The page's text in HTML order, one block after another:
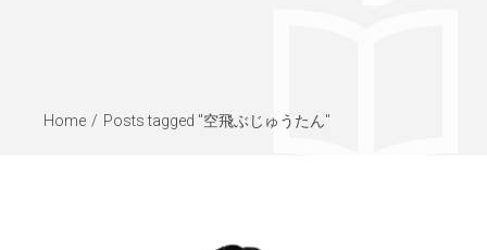
Home Posts tagged "空飛ぶじゅうたん"